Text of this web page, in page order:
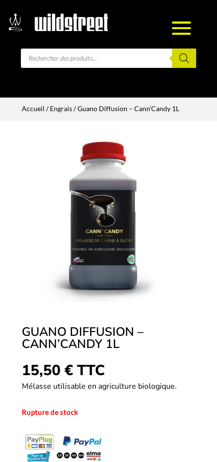
Recherche
Accueil /Engrais/ Guano Diffusion – Cann’Candy 1L
GUANO DIFFUSION –
CANN’CANDY 1L
15,50 € TTC
Mélasse utilisable en agriculture biologique.
Rupture de stock